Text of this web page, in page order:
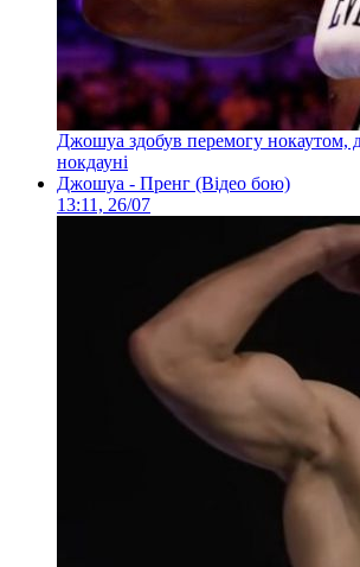
Джошуа здобув перемогу нокаутом,
нокдауні
Джошуа - Пренг (Відео бою)
13:11, 26/07